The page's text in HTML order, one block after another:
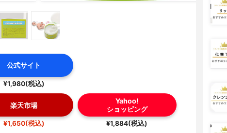
公式サイト
¥1,980(税込)
楽天市場
¥1,650(税込)
Yahoo!
ショッピング
¥1,884(税込)